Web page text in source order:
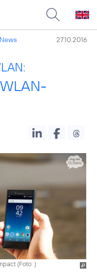
27.10.2016
(Foto: )